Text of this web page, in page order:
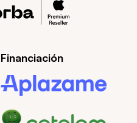
Financiación